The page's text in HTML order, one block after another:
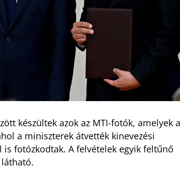
készültek azok az MTI-fotók, amelyek a
a miniszterek átvették kinevezési
fotózkodtak. A felvételek egyik feltűnő